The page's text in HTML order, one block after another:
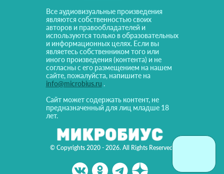
© Copyrights 2020 - 2026. All Rights Reserved!
Все аудиовизуальные произведения
являются собственностью своих
авторов и правообладателей и
используются только в образовательных
и информационных целях. Если вы
являетесь собственником того или
иного произведения (контента) и не
согласны с его размещением на нашем
сайте, пожалуйста, напишите на
info@microbius.ru .
Сайт может содержать контент, не
предназначенный для лиц младше 18
лет.